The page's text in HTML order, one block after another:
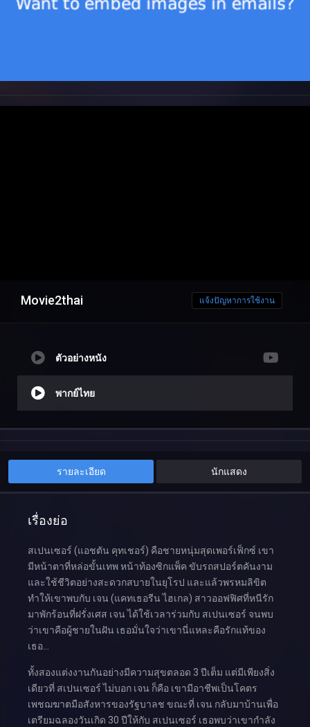
Movie2thai แจ้งปัญหาการใช้งาน
ตัวอย่างหนัง
พากย์ไทย
รายละเอียด นักแสดง
เรื่องย่อ
สเปนเซอร์ (แอชตัน คุทเชอร์) คือชายหนุ่มสุดเพอร์เฟ็กซ์ เขา
มีหน้าตาที่หล่อขั้นเทพ หน้าท้องซิกแพ็ค ขับรถสปอร์ตคันงาม
และใช้ชีวิตอย่างสะดวกสบายในยุโรป และแล้วพรหมลิขิต
ทำให้เขาพบกับ เจน (แคทเธอรีน ไฮเกล) สาวออฟฟิศที่หนีรัก
มาพักร้อนที่ฝรั่งเศส เจน ได้ใช้เวลาร่วมกับ สเปนเซอร์ จนพบ
ว่าเขาคือผู้ชายในฝัน เธอมั่นใจว่าเขานี่แหละคือรักแท้ของ
เธอ…
ทั้งสองแต่งงานกันอย่างมีความสุขตลอด 3 ปีเต็ม แต่มีเพียงสิ่ง
เดียวที่ สเปนเซอร์ ไม่บอก เจน ก็คือ เขามีอาชีพเป็นโคตร
เพชฌฆาตมือสังหารของรัฐบาลช ขณะที่ เจน กลับมาบ้านเพื่อ
เตรียมฉลองวันเกิด 30 ปีให้กับ สเปนเซอร์ เธอพบว่าเขากำลัง